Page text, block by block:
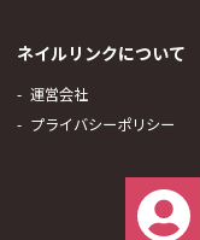
ネイルリンクについて
運営会社
プライバシーポリシー